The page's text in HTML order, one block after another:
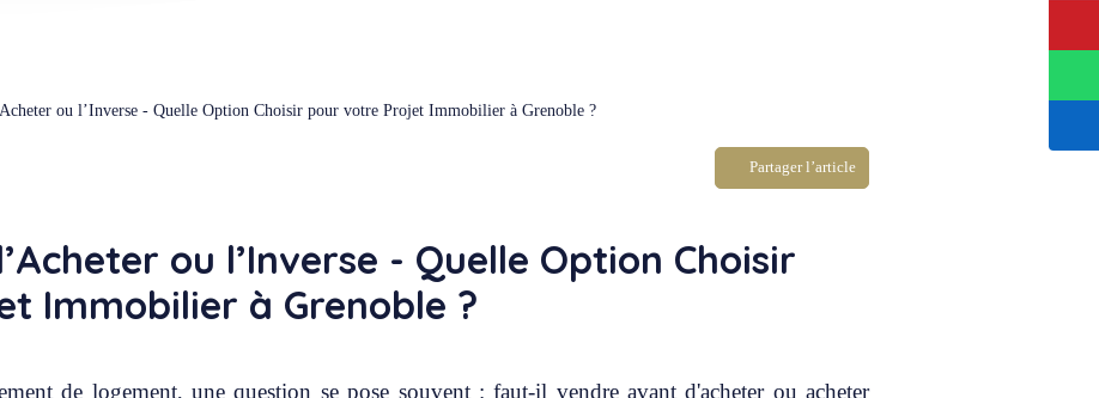
ou l’Inverse - Quelle Option Choisir pour votre Projet Immobilier à Grenoble ?
Partager l’article
ou l’Inverse - Quelle Option Choisir
Immobilier à Grenoble ?
de logement, une question se pose souvent : faut-il vendre avant d'acheter ou acheter